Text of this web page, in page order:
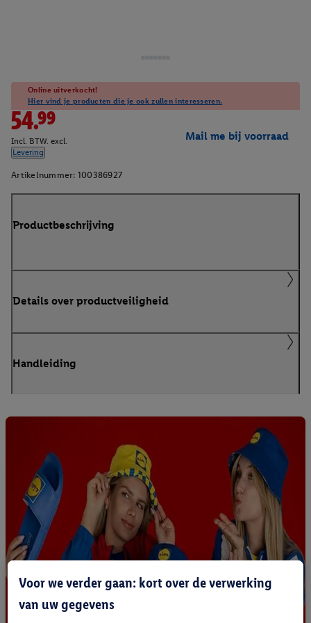
Online uitverkocht!
Hier vind je producten die je ook zullen interesseren.
54.99
Incl. BTW. excl.
Levering
Mail me bij voorraad
Artikelnummer: 100386927
Productbeschrijving
Details over productveiligheid
Handleiding
Voor we verder gaan: kort over de verwerking
van uw gegevens